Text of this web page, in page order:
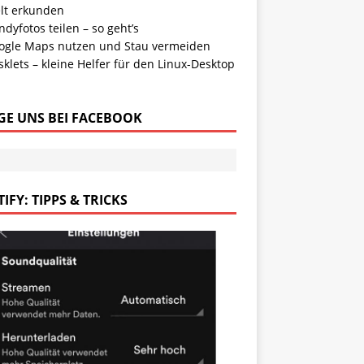
erkunden
teilen – so geht’s
Maps nutzen und Stau vermeiden
– kleine Helfer für den Linux-Desktop
UNS BEI FACEBOOK
TIPPS & TRICKS